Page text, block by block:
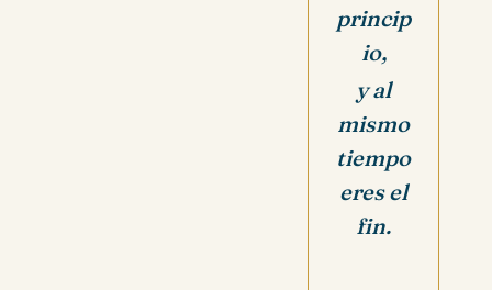
princip
io,
y al
mismo
tiempo
eres el
fin.